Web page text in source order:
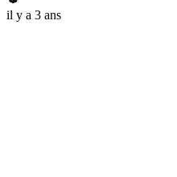
il y a 3 ans